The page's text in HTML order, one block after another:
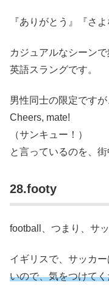
『ありがとう』『さ
カジュアルなシーン
英語スラングです。
男性同士の限定ですが
Cheers, mate!
（サンキュー！）
と言っているのを、
28.footy
football、つまり、サ
イギリスで、サッカー
いので、気をつけて